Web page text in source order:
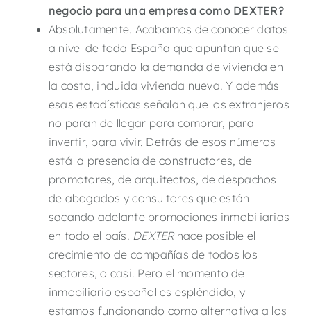
negocio para una empresa como DEXTER?
Absolutamente. Acabamos de conocer datos
a nivel de toda España que apuntan que se
está disparando la demanda de vivienda en
la costa, incluida vivienda nueva. Y además
esas estadísticas señalan que los extranjeros
no paran de llegar para comprar, para
invertir, para vivir. Detrás de esos números
está la presencia de constructores, de
promotores, de arquitectos, de despachos
de abogados y consultores que están
sacando adelante promociones inmobiliarias
en todo el país. DEXTERhace posible el
crecimiento de compañías de todos los
sectores, o casi. Pero el momento del
inmobiliario español es espléndido, y
estamos funcionando como alternativa a los